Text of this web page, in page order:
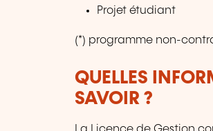
Projet étudiant
(*) programme non-
QUELLES
SAVOIR ?